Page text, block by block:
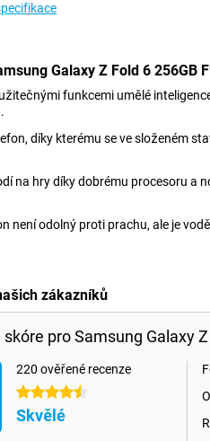
Galaxy Z Fold 6 256GB
funkcemi umělé
díky kterému se ve složeném
na hry díky dobrému procesoru a
není odolný proti prachu, ale je
zákazníků
pro Samsung Galaxy
220 ověřené recenze
4.5 hvězdičky
Skvělé